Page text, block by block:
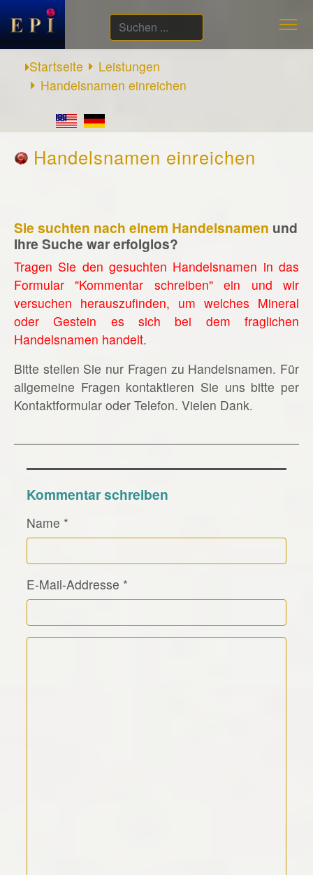
Suchen
...
Startseite
Leistungen
Handelsnamen einreichen
Handelsnamen einreichen
Sie suchten nach einem Handelsnamen und
Ihre Suche war erfolglos?
Tragen Sie den gesuchten Handelsnamen in das
Formular "Kommentar schreiben" ein und wir
versuchen herauszufinden, um welches Mineral
oder Gestein es sich bei dem fraglichen
Handelsnamen handelt.
Bitte stellen Sie nur Fragen zu Handelsnamen. Für
allgemeine Fragen kontaktieren Sie uns bitte per
Kontaktformular oder Telefon. Vielen Dank.
Kommentar schreiben
Name *
E-Mail-Addresse *
Kommentar Text